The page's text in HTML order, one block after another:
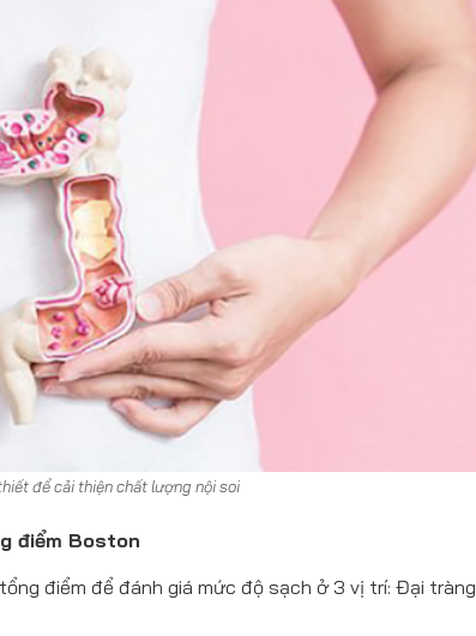
để cải thiện chất lượng nội soi
điểm Boston
điểm để đánh giá mức độ sạch ở 3 vị trí: Đại tràng